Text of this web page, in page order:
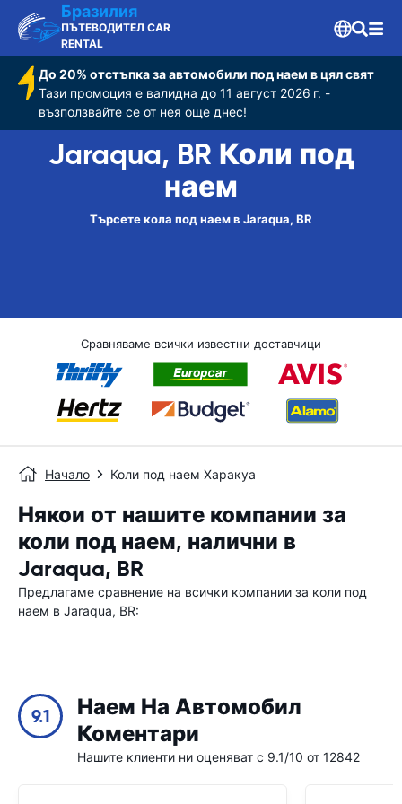
Бразилия
ПЪТЕВОДИТЕЛ CAR
RENTAL
До 20% отстъпка за автомобили под наем в цял свят
Тази промоция е валидна до 11 август 2026 г. -
възползвайте се от нея още днес!
Jaraqua, BR Коли под
наем
Търсете кола под наем в Jaraqua, BR
Сравняваме всички известни доставчици
Начало Коли под наем Харакуа
Някои от нашите компании за
коли под наем, налични в
Jaraqua, BR
Предлагаме сравнение на всички компании за коли под
наем в Jaraqua, BR:
9.1
Наем На Автомобил
Коментари
Нашите клиенти ни оценяват с 9.1/10 от 12842